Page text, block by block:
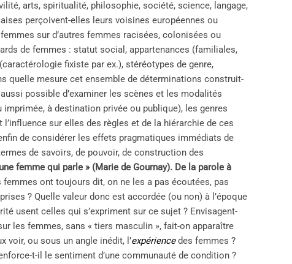
arts, spiritualité, philosophie, société, science, langage,
perçoivent-elles leurs voisines européennes ou
sur d’autres femmes racisées, colonisées ou
de femmes : statut social, appartenances (familiales,
fixiste par ex.), stéréotypes de genre,
quelle mesure cet ensemble de déterminations construit-
possible d’examiner les scènes et les modalités
à destination privée ou publique), les genres
sur elles des règles et de la hiérarchie de ces
de considérer les effets pragmatiques immédiats de
de savoirs, de pouvoir, de construction des
femme qui parle » (Marie de Gournay). De la parole à
ont toujours dit, on ne les a pas écoutées, pas
? Quelle valeur donc est accordée (ou non) à l’époque
usent celles qui s’expriment sur ce sujet ? Envisagent-
les femmes, sans « tiers masculin », fait-on apparaître
voir, ou sous un angle inédit, l’expériencedes femmes ?
t-il le sentiment d’une communauté de condition ?